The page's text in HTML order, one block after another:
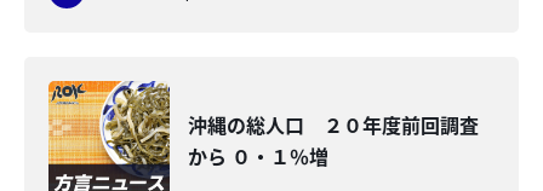
沖縄の総人口 ２０年度前回調査
から ０・１％増